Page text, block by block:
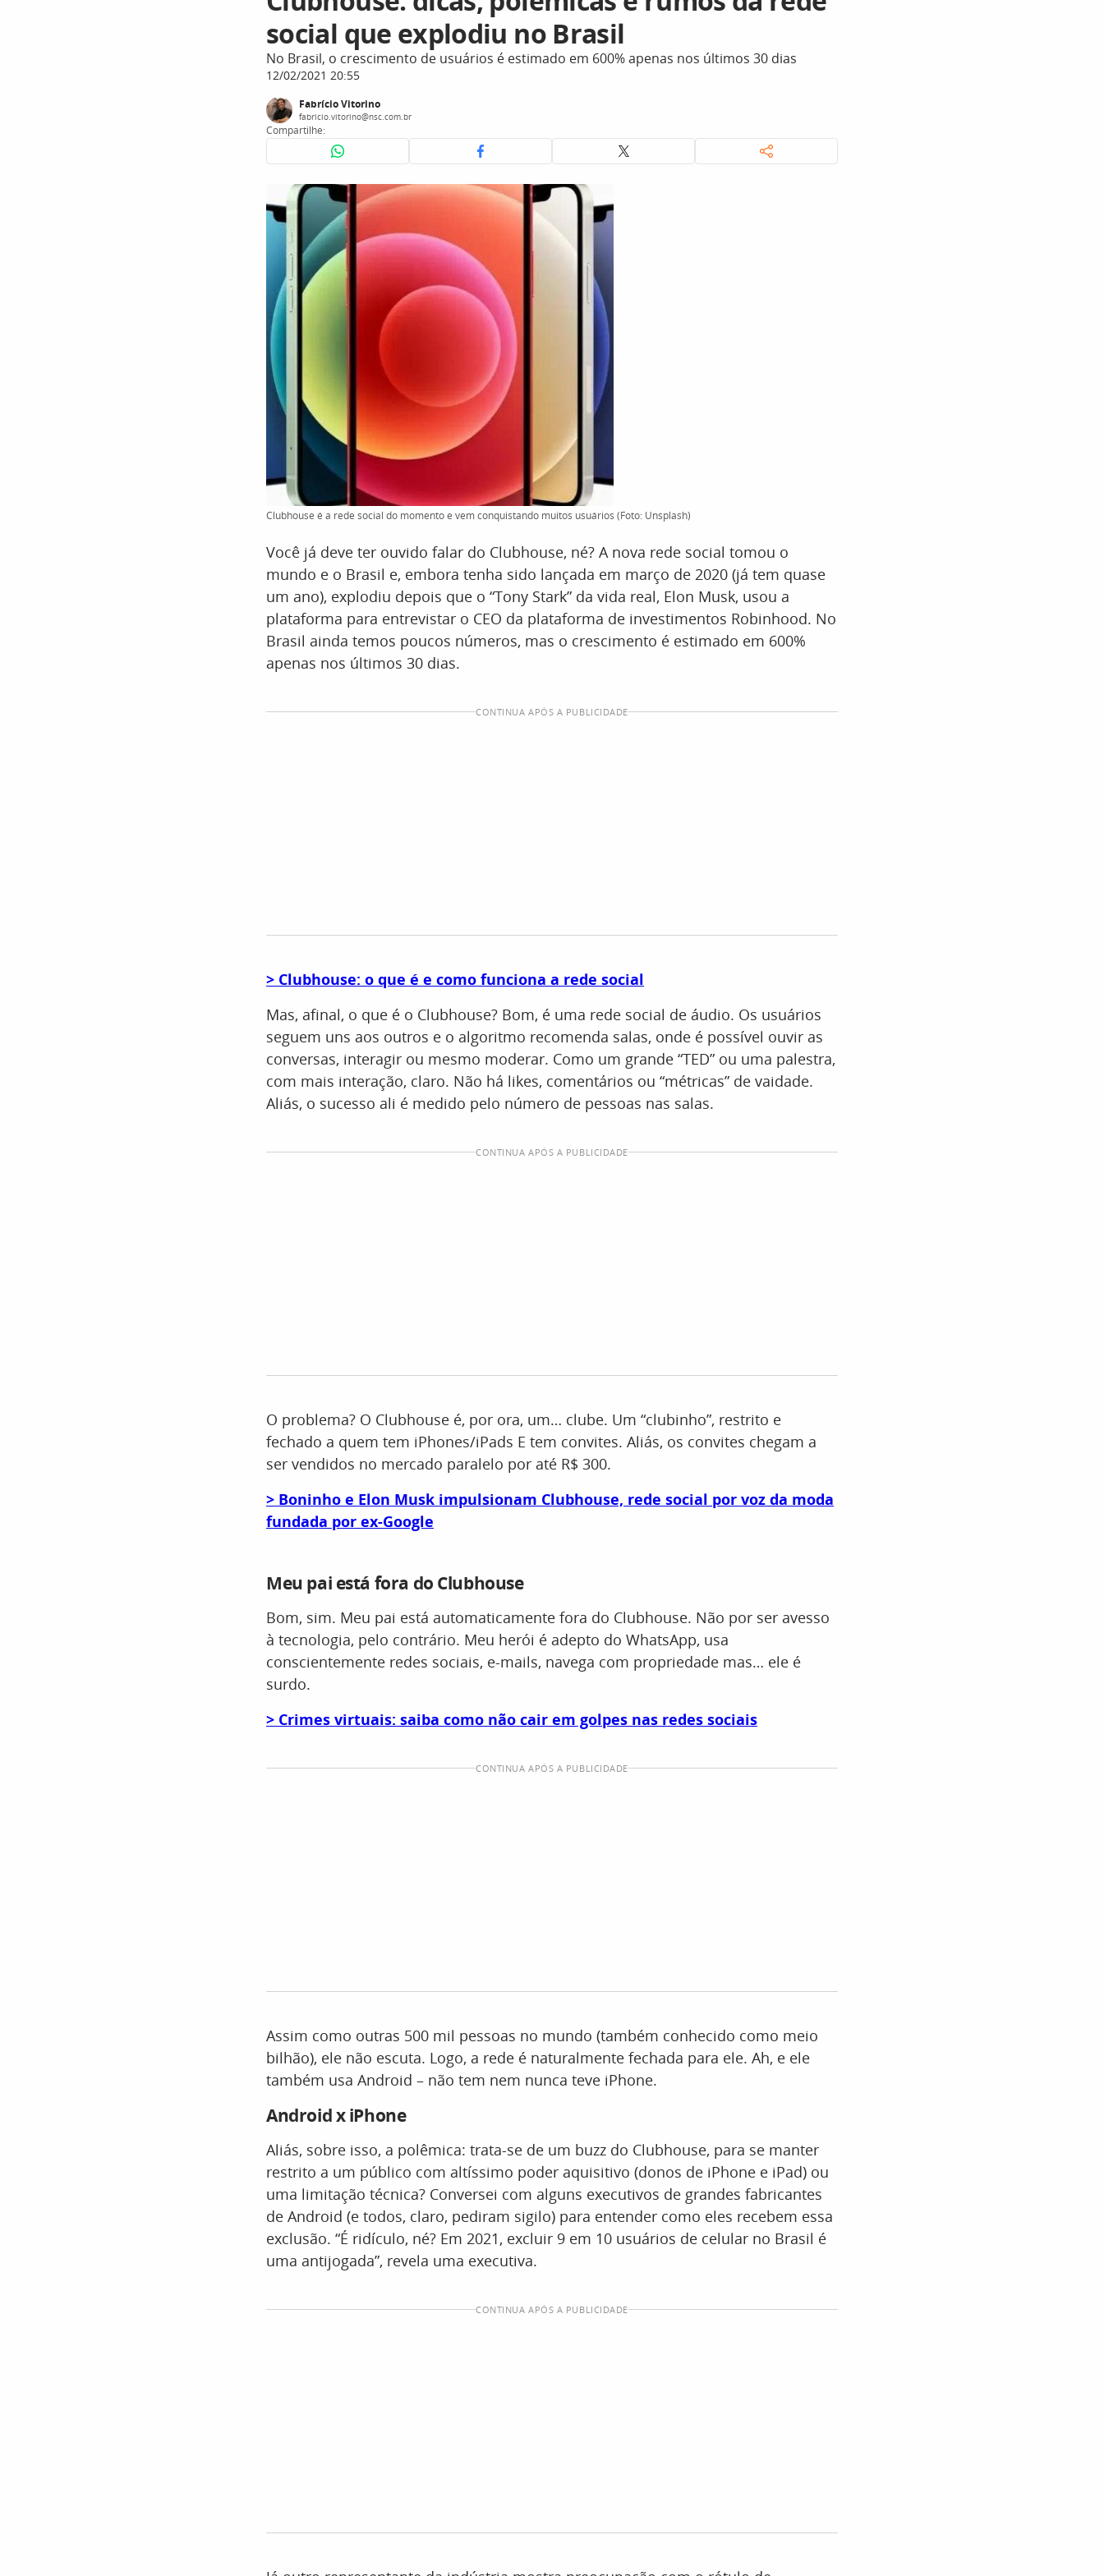
social que explodiu no Brasil
No Brasil, o crescimento de usuários é estimado em 600% apenas nos últimos 30 dias
12/02/2021 20:55
Fabrício Vitorino
fabricio.vitorino@nsc.com.br
Compartilhe:
Clubhouse é a rede social do momento e vem conquistando muitos usuários (Foto: Unsplash)
Você já deve ter ouvido falar do Clubhouse, né? A nova rede social tomou o
mundo e o Brasil e, embora tenha sido lançada em março de 2020 (já tem quase
um ano), explodiu depois que o “Tony Stark” da vida real, Elon Musk, usou a
plataforma para entrevistar o CEO da plataforma de investimentos Robinhood. No
Brasil ainda temos poucos números, mas o crescimento é estimado em 600%
apenas nos últimos 30 dias.
CONTINUA APÓS A PUBLICIDADE
> Clubhouse: o que é e como funciona a rede social
Mas, afinal, o que é o Clubhouse? Bom, é uma rede social de áudio. Os usuários
seguem uns aos outros e o algoritmo recomenda salas, onde é possível ouvir as
conversas, interagir ou mesmo moderar. Como um grande “TED” ou uma palestra,
com mais interação, claro. Não há likes, comentários ou “métricas” de vaidade.
Aliás, o sucesso ali é medido pelo número de pessoas nas salas.
CONTINUA APÓS A PUBLICIDADE
O problema? O Clubhouse é, por ora, um… clube. Um “clubinho”, restrito e
fechado a quem tem iPhones/iPads E tem convites. Aliás, os convites chegam a
ser vendidos no mercado paralelo por até R$ 300.
> Boninho e Elon Musk impulsionam Clubhouse, rede social por voz da moda
fundada por ex-Google
Meu pai está fora do Clubhouse
Bom, sim. Meu pai está automaticamente fora do Clubhouse. Não por ser avesso
à tecnologia, pelo contrário. Meu herói é adepto do WhatsApp, usa
conscientemente redes sociais, e-mails, navega com propriedade mas… ele é
surdo.
> Crimes virtuais: saiba como não cair em golpes nas redes sociais
CONTINUA APÓS A PUBLICIDADE
Assim como outras 500 mil pessoas no mundo (também conhecido como meio
bilhão), ele não escuta. Logo, a rede é naturalmente fechada para ele. Ah, e ele
também usa Android – não tem nem nunca teve iPhone.
Android x iPhone
Aliás, sobre isso, a polêmica: trata-se de um buzz do Clubhouse, para se manter
restrito a um público com altíssimo poder aquisitivo (donos de iPhone e iPad) ou
uma limitação técnica? Conversei com alguns executivos de grandes fabricantes
de Android (e todos, claro, pediram sigilo) para entender como eles recebem essa
exclusão. “É ridículo, né? Em 2021, excluir 9 em 10 usuários de celular no Brasil é
uma antijogada”, revela uma executiva.
CONTINUA APÓS A PUBLICIDADE